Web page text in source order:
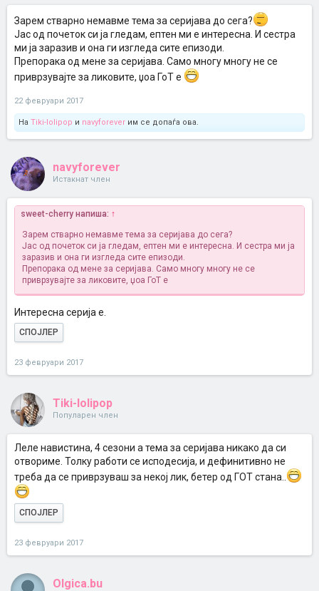
Зарем стварно немавме тема за серијава до сега?
Јас од почеток си ја гледам, ептен ми е интересна. И сестра
ми ја заразив и она ги изгледа сите епизоди.
Препорака од мене за серијава. Само многу многу не се
приврзувајте за ликовите, џоа ГоТ е
22 февруари 2017
На Tiki-lolipop и navyforever им се допаѓа ова.
navyforever
Истакнат член
sweet-cherry напиша: ↑
Зарем стварно немавме тема за серијава до сега?
Јас од почеток си ја гледам, ептен ми е интересна. И сестра ми ја
заразив и она ги изгледа сите епизоди.
Препорака од мене за серијава. Само многу многу не се
приврзувајте за ликовите, џоа ГоТ е
Интересна серија е.
СПОЈЛЕР
23 февруари 2017
Tiki-lolipop
Популарен член
Леле навистина, 4 сезони а тема за серијава никако да си
отвориме. Толку работи се исподесија, и дефинитивно не
треба да се приврзуваш за некој лик, бетер од ГОТ стана..
СПОЈЛЕР
23 февруари 2017
Olgica.bu